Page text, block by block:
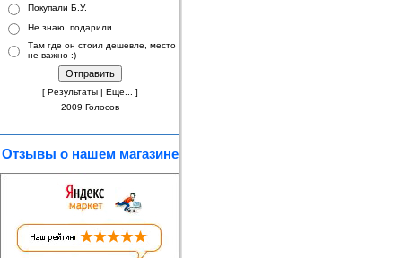
Покупали Б.У.
Не знаю, подарили
Там где он стоил дешевле, место
не важно :)
[ Результаты| Еще...
]
2009 Голосов
Отзывы о нашем магазине